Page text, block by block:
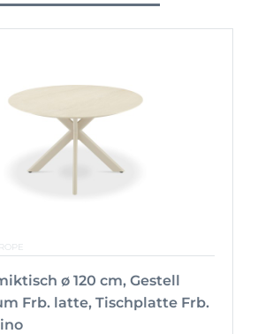
ø 120 cm, Gestell
Frb. latte, Tischplatte Frb.